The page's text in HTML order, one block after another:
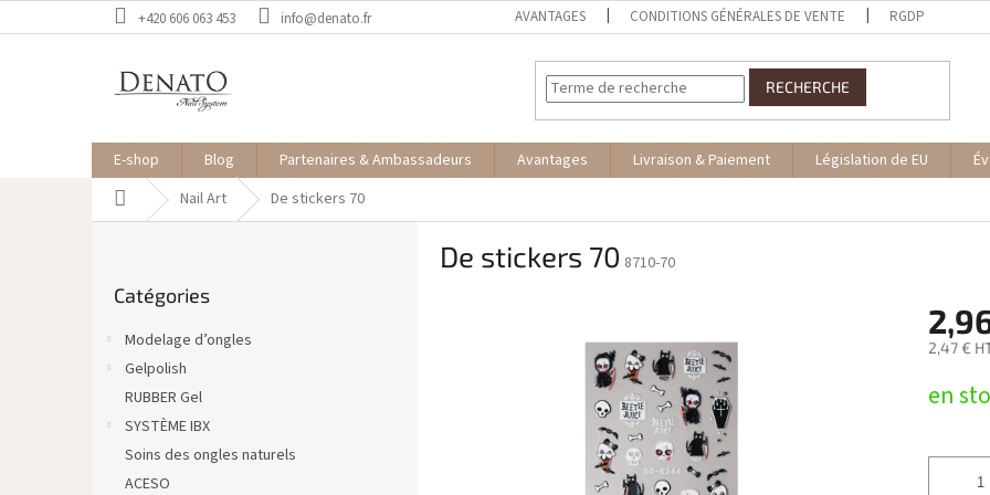
au
+420 606 063 453 info@denato.fr AVANTAGES CONDITIONS GÉNÉRALES DE VENTE RGDP
RECHERCHE
E-shop Blog Partenaires & Ambassadeurs Avantages Livraison & Paiement Législation de EU
AccueilNail Art De stickers 70
les
Catégories
Modelage d’ongles
Gelpolish
RUBBER Gel
SYSTÈME IBX
Soins des ongles naturels
ACESO
De stickers 70 8710-70
2,47 €
de
en